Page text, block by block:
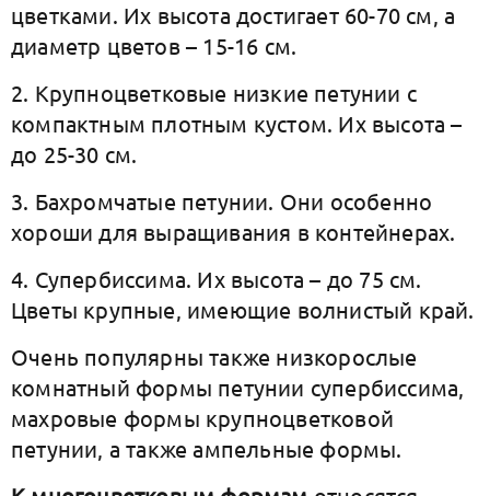
цветками. Их высота достигает 60-70 см, а
диаметр цветов – 15-16 см.
2. Крупноцветковые низкие петунии с
компактным плотным кустом. Их высота –
до 25-30 см.
3. Бахромчатые петунии. Они особенно
хороши для выращивания в контейнерах.
4. Супербиссима. Их высота – до 75 см.
Цветы крупные, имеющие волнистый край.
Очень популярны также низкорослые
комнатный формы петунии супербиссима,
махровые формы крупноцветковой
петунии, а также ампельные формы.